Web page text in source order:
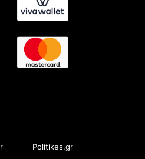
Politikes.gr